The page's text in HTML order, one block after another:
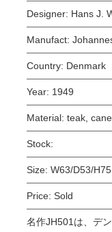
Designer: Hans J.
Manufact:
Country: Denmark
Year: 1949
Material: teak, cane
Stock:
Size: W63/D53/H75
Price: Sold
名作JH501は、デ